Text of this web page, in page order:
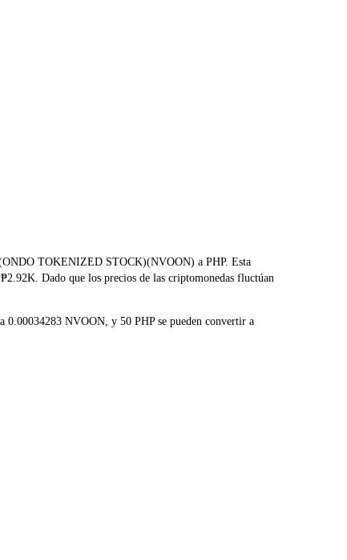
TOKENIZED STOCK)(NVOON) a PHP. Esta
Dado que los precios de las criptomonedas fluctúan
NVOON, y 50 PHP se pueden convertir a